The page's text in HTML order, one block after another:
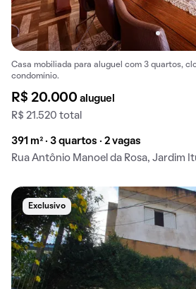
Casa mobiliada para aluguel com 3 quartos,
condomínio.
R$ 20.000aluguel
R$ 21.520 total
391 m² · 3 quartos · 2 vagas
Rua Antônio Manoel da Rosa, Jardim
Exclusivo